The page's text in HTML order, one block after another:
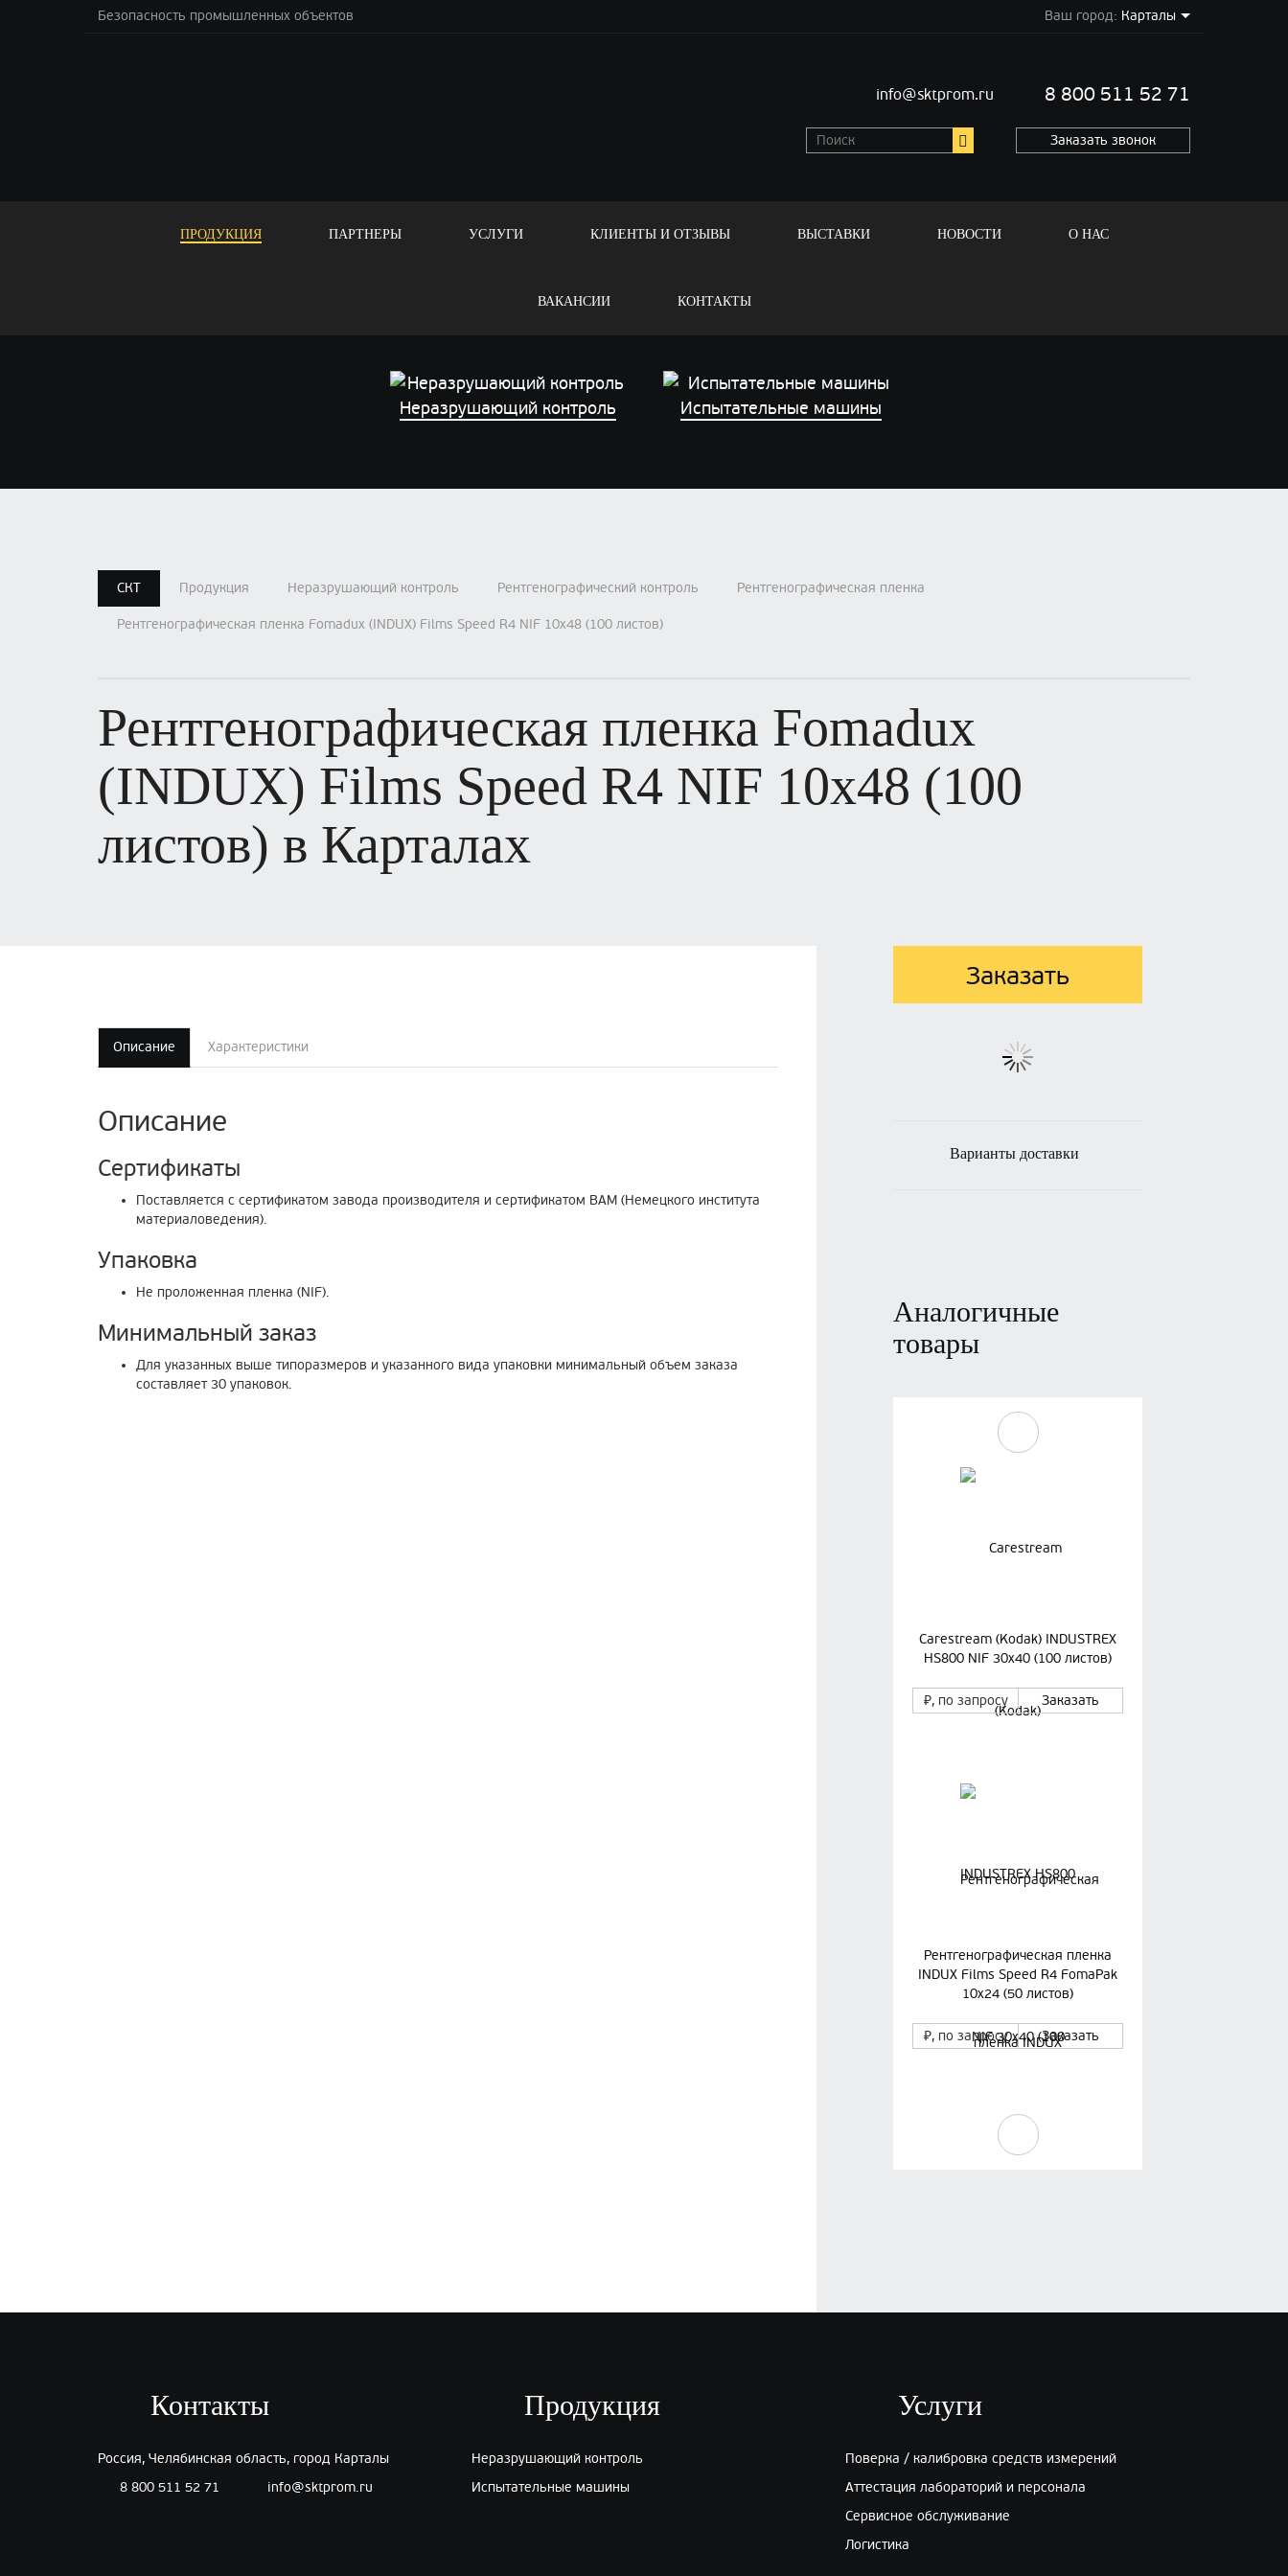
Безопасность промышленных объектов Ваш город: Карталы
info@sktprom.ru 8 800 511 52 71
Заказать звонок
ПРОДУКЦИЯ ПАРТНЕРЫ УСЛУГИ КЛИЕНТЫ И ОТЗЫВЫ ВЫСТАВКИ НОВОСТИ О НАС
ВАКАНСИИ КОНТАКТЫ
Неразрушающий контроль Испытательные машины
СКТ Продукция Неразрушающий контроль Рентгенографический контроль Рентгенографическая пленка
Рентгенографическая пленка Fomadux (INDUX) Films Speed R4 NIF 10х48 (100 листов)
Рентгенографическая пленка Fomadux
(INDUX) Films Speed R4 NIF 10х48 (100
листов) в Карталах
Описание Характеристики
Описание
Сертификаты
Поставляется с сертификатом завода производителя и сертификатом ВАМ (Немецкого института
материаловедения).
Упаковка
Не проложенная пленка (NIF).
Минимальный заказ
Для указанных выше типоразмеров и указанного вида упаковки минимальный объем заказа
составляет 30 упаковок.
Заказать
Варианты доставки
Аналогичные
товары
Carestream (Kodak) INDUSTREX
HS800 NIF 30x40 (100 листов)
₽, по запросу Заказать
Рентгенографическая пленка
INDUX Films Speed R4 FomaPak
10х24 (50 листов)
₽, по запросу Заказать
10х24 (50 листов)
Контакты
Россия, Челябинская область, город Карталы
8 800 511 52 71
info@sktprom.ru
Продукция
Неразрушающий контроль
Испытательные машины
Услуги
Поверка / калибровка средств измерений
Аттестация лабораторий и персонала
Сервисное обслуживание
Логистика